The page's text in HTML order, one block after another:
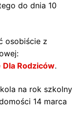
do dnia 10
osobiście z
Dla Rodziców.
na rok szkolny
14 marca